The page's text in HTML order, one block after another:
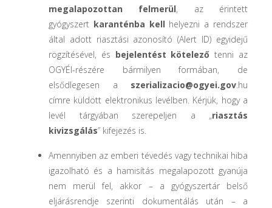
megalapozottan felmerül, az érintett
gyógyszert karanténba kell helyezni a rendszer
által adott riasztási azonosító (Alert ID) egyidejű
rögzítésével, és bejelentést kötelező tenni az
OGYÉI-részére bármilyen formában, de
elsődlegesen a szerializacio@ogyei.gov.hu
címre küldött elektronikus levélben. Kérjük, hogy a
levél tárgyában szerepeljen a „riasztás
kivizsgálás” kifejezés is.
Amennyiben az emberi tévedés vagy technikai hiba
igazolható és a hamisítás megalapozott gyanúja
nem merül fel, akkor – a gyógyszertár belső
eljárásrendje szerinti dokumentálás után – a